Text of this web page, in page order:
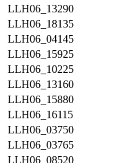
LLH06_13290
LLH06_18135
LLH06_04145
LLH06_15925
LLH06_10225
LLH06_13160
LLH06_15880
LLH06_16115
LLH06_03750
LLH06_03765
LLH06_08520